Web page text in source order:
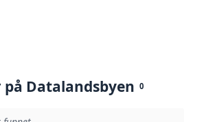
Datalandsbyen 0